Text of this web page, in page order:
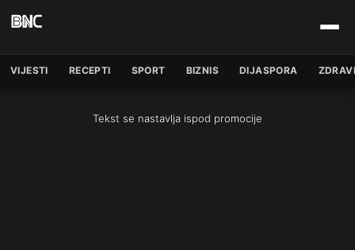
VIJESTI RECEPTI SPORT BIZNIS DIJASPORA
Tekst se nastavlja ispod promocije